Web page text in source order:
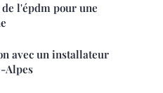
l'épdm pour une
avec un installateur
Alpes